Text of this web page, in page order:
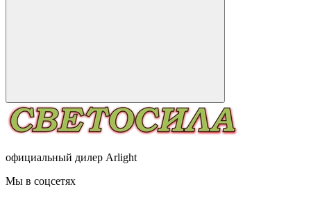
официальный дилер Arlight
Мы в соцсетях